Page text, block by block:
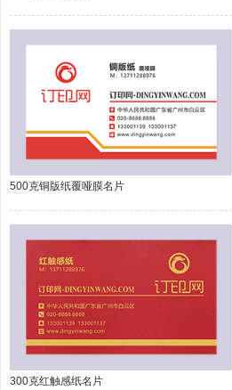
500克铜版纸覆哑膜名片
300克红触感纸名片